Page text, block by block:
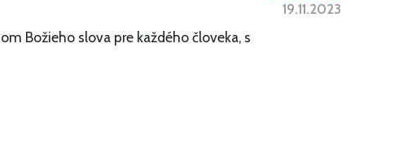
19.11.2023
Božieho slova pre každého človeka, s